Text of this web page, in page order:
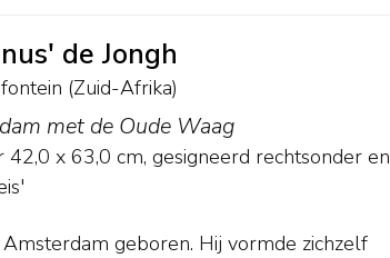
de Jongh
(Zuid-Afrika)
met de Oude Waag
42,0 x 63,0 cm, gesigneerd rechtsonder en
geboren. Hij vormde zichzelf
wonen en grote bekendheid als schilder